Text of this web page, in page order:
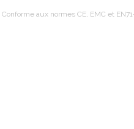
aux normes CE, EMC et